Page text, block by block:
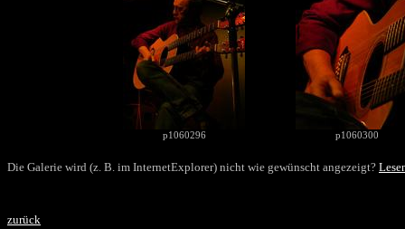
p1060296 p1060300
Die Galerie wird (z. B. im InternetExplorer) nicht wie gewünscht angezeigt?
zurück